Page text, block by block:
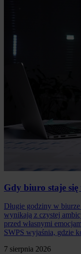
Gdy biuro staje się
Długie godziny w
wynikają z czystej
przed własnymi
SWPS wyjaśnia, gdzie
7 sierpnia 2026